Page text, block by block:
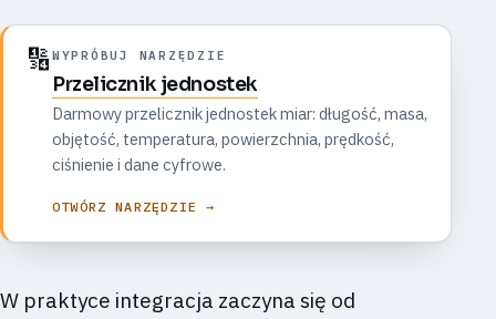
🔢 WYPRÓBUJ NARZĘDZIE
Przelicznik jednostek
Darmowy przelicznik jednostek miar: długość, masa,
objętość, temperatura, powierzchnia, prędkość,
ciśnienie i dane cyfrowe.
OTWÓRZ NARZĘDZIE →
W praktyce integracja zaczyna się od